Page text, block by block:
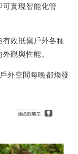
實現智能化管
效抵禦戶外各種
觀與性能。
外空間每晚都煥發